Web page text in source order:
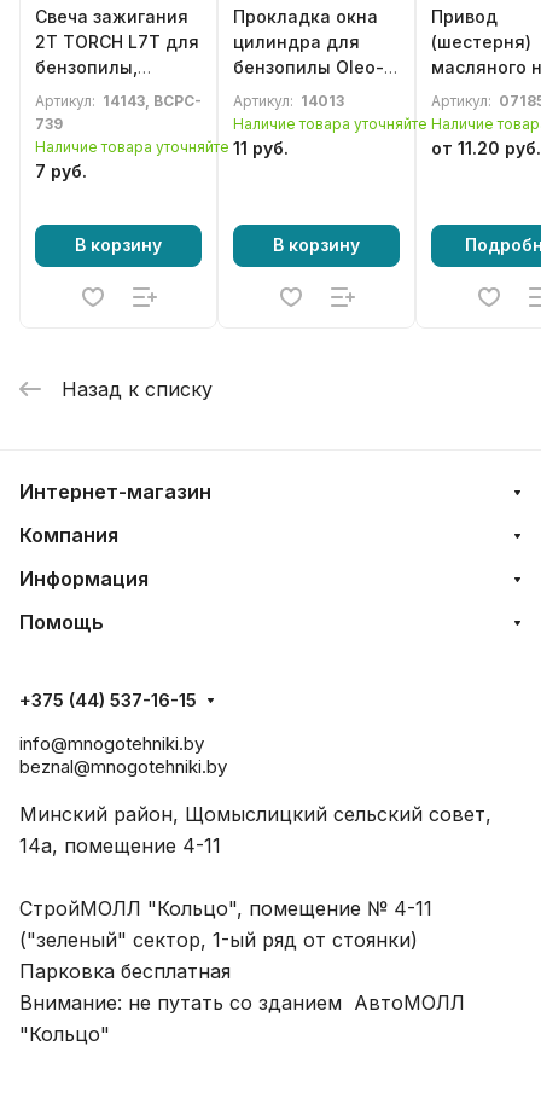
Свеча зажигания
2Т TORCH L7T для
бензопилы,
бензотриммера,
газонокосилки
Артикул: 14143, BCPC-
739
Наличие товара уточняйте
7 руб.
В корзину
Прокладка окна
цилиндра для
бензопилы Oleo-
Mac 947, 952
(50070186)
Артикул: 14013
Наличие товара уточняйте
11 руб.
В корзину
Привод
(шестерня)
масляного
для
барабана
Mac 947,
Артикул:
Наличие
от 11.20 руб.
Назад к списку
Интернет-магазин
Компания
Информация
Помощь
+375 (44) 537-16-15
info@mnogotehniki.by
beznal@mnogotehniki.by
Минский район, Щомыслицкий сельский совет,
14а, помещение 4-11
СтройМОЛЛ "Кольцо", помещение № 4-11
("зеленый" сектор, 1-ый ряд от стоянки)
Парковка бесплатная
Внимание: не путать со зданием АвтоМОЛЛ
"Кольцо"